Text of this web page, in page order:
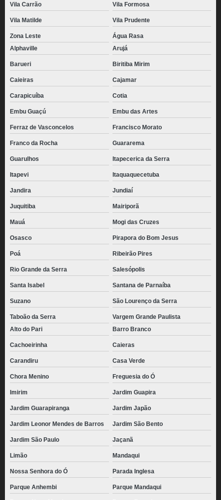
Vila Carrão Vila Formosa
Vila Matilde Vila Prudente
Zona Leste
Água Rasa
Alphaville
Arujá
Barueri Biritiba Mirim
Caieiras Cajamar
Carapicuíba Cotia
Embu Guaçú Embu das Artes
Ferraz de Vasconcelos Francisco Morato
Franco da Rocha Guararema
Guarulhos Itapecerica da Serra
Itapevi Itaquaquecetuba
Jandira Jundiaí
Juquitiba Mairiporã
Mauá Mogi das Cruzes
Osasco Pirapora do Bom Jesus
Poá Ribeirão Pires
Rio Grande da Serra Salesópolis
Santa Isabel Santana de Parnaíba
Suzano São Lourenço da Serra
Taboão da Serra
Vargem Grande Paulista
Alto do Pari
Barro Branco
Cachoeirinha Caieras
Carandiru Casa Verde
Chora Menino Freguesia do Ó
Imirim Jardim Guapira
Jardim Guarapiranga Jardim Japão
Jardim Leonor Mendes de Barros Jardim São Bento
Jardim São Paulo Jaçanã
Limão Mandaqui
Nossa Senhora do Ó Parada Inglesa
Parque Anhembi Parque Mandaqui